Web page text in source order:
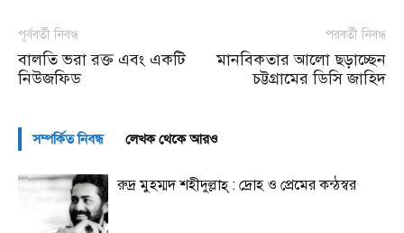
পূর্ববর্তী নিবন্ধ
বালতি ভরা রক্ত এবং একটি
নিউজফিড
পরবর্তী নিবন্ধ
মানবিকতার আলো ছড়াচ্ছেন
চট্টগ্রামের ডিসি জাহিদ
সম্পর্কিত নিবন্ধ লেখক থেকে আরও
রুদ্র মুহম্মদ শহীদুল্লাহ্ : দ্রোহ ও প্রেমের কন্ঠস্বর